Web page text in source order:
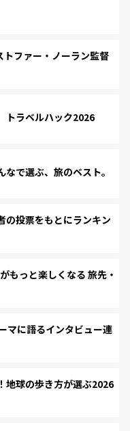
ファー・ノーラン監督
ラベルハック2026
で選ぶ、旅のベスト。
投票をもとにランキン
っと楽しくなる 旅先・
マに語るインタビュー連
地球の歩き方が選ぶ2026